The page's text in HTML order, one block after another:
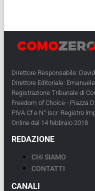
Direttore Responsabile:
Direttore Editoriale:
Registrazione Tribunale di
Freedom of Choice - Piazza
PIVA Cf e N° Iscr. Registro
Online dal 14 febbraio 2018
REDAZIONE
CHI SIAMO
CONTATTI
CANALI